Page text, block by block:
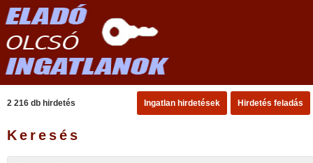
2 216 db hirdetés Ingatlan hirdetések Hirdetés feladás
Keresés